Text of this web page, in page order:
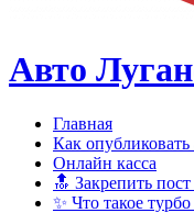
Авто
Главная
Как опубликовать
Онлайн касса
🔝 Закрепить
✨ Что такое